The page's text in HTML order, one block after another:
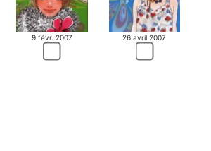
9 févr. 2007 26 avril 2007